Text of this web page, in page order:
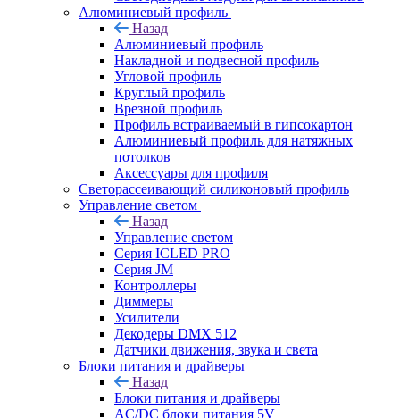
Алюминиевый профиль
Назад
Алюминиевый профиль
Накладной и подвесной профиль
Угловой профиль
Круглый профиль
Врезной профиль
Профиль встраиваемый в гипсокартон
Алюминиевый профиль для натяжных
потолков
Аксессуары для профиля
Светорассеивающий силиконовый профиль
Управление светом
Назад
Управление светом
Серия ICLED PRO
Серия JM
Контроллеры
Диммеры
Усилители
Декодеры DMX 512
Датчики движения, звука и света
Блоки питания и драйверы
Назад
Блоки питания и драйверы
AC/DC блоки питания 5V